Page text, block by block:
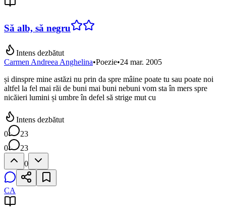
Să alb, să negru
Intens dezbătut
Carmen Andreea Anghelina•Poezie•24 mar. 2005
și dinspre mine astăzi nu prin da spre mâine poate tu sau poate noi
altfel la fel mai răi de buni mai buni nebuni vom sta în mers spre
nicăieri lumini și umbre în defel să strige mut cu
Intens dezbătut
0
23
0
23
0
CA